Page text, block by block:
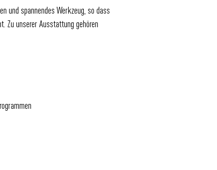
und spannendes Werkzeug, so dass
Zu unserer Ausstattung gehören